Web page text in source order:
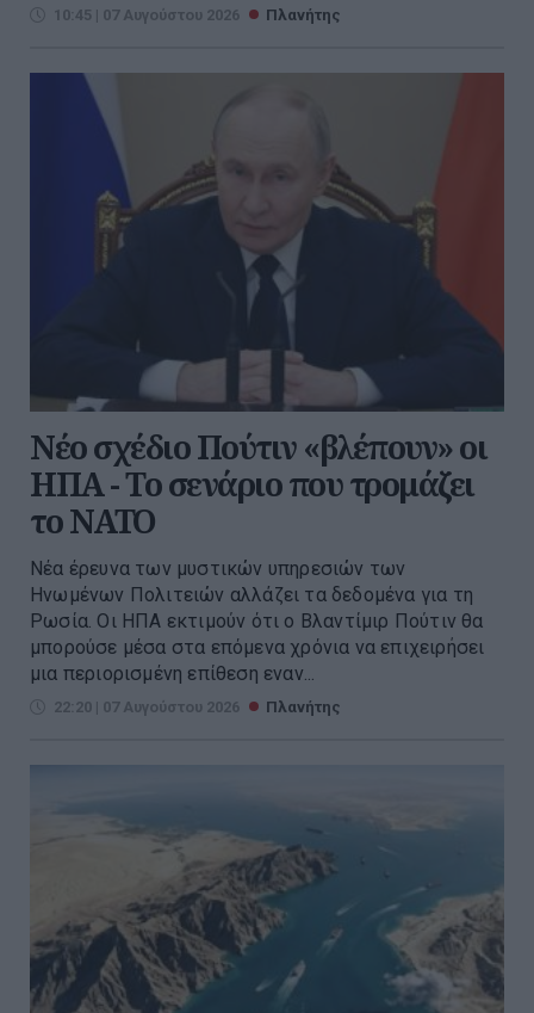
10:45 | 07 Αυγούστου 2026 Πλανήτης
Νέο σχέδιο Πούτιν «βλέπουν» οι
ΗΠΑ - Το σενάριο που τρομάζει
το ΝΑΤΟ
Νέα έρευνα των μυστικών υπηρεσιών των
Ηνωμένων Πολιτειών αλλάζει τα δεδομένα για τη
Ρωσία. Οι ΗΠΑ εκτιμούν ότι ο Βλαντίμιρ Πούτιν θα
μπορούσε μέσα στα επόμενα χρόνια να επιχειρήσει
μια περιορισμένη επίθεση εναν...
22:20 | 07 Αυγούστου 2026 Πλανήτης